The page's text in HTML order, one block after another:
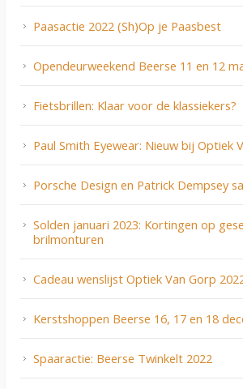
Paasactie 2022 (Sh)Op je Paasbest
Opendeurweekend Beerse 11 en 12
Fietsbrillen: Klaar voor de klassiekers?
Paul Smith Eyewear: Nieuw bij Optiek
Porsche Design en Patrick Dempsey
Solden januari 2023: Kortingen op
brilmonturen
Cadeau wenslijst Optiek Van Gorp
Kerstshoppen Beerse 16, 17 en 18
Spaaractie: Beerse Twinkelt 2022